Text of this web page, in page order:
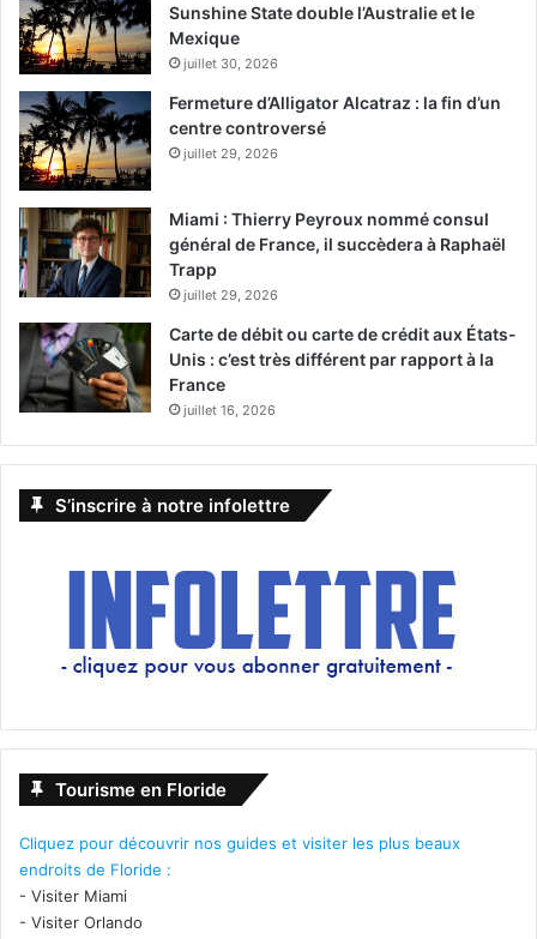
Sunshine State double l’Australie et le
Mexique
juillet 30, 2026
Fermeture d’Alligator Alcatraz : la fin d’un
centre controversé
juillet 29, 2026
Miami : Thierry Peyroux nommé consul
général de France, il succèdera à Raphaël
Trapp
juillet 29, 2026
Carte de débit ou carte de crédit aux États-
Unis : c’est très différent par rapport à la
France
juillet 16, 2026
S’inscrire à notre infolettre
Tourisme en Floride
Cliquez pour découvrir nos guides et visiter les plus beaux
endroits de Floride :
- Visiter Miami
- Visiter Orlando